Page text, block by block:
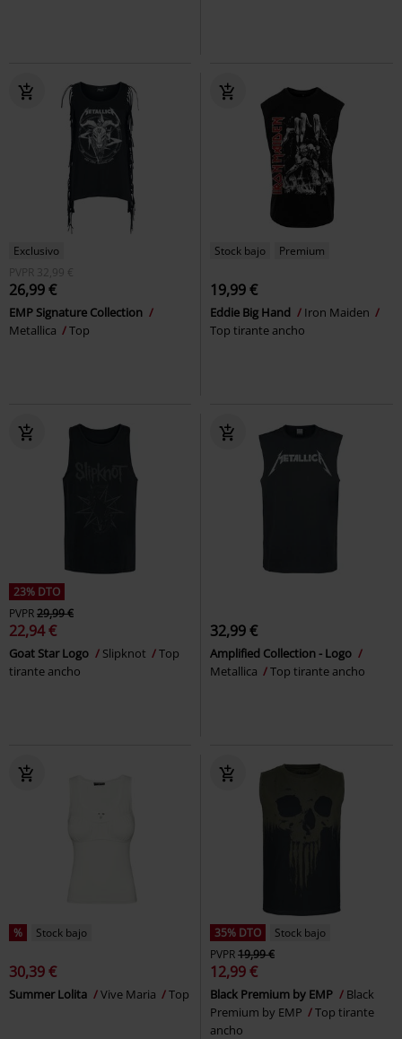
Exclusivo
PVPR 32,99 €
26,99 €
EMP Signature Collection
Metallica
Top
Stock bajo Premium
19,99 €
Eddie Big Hand
Iron Maiden
Top tirante ancho
23% DTO
PVPR29,99 €
22,94 €
Goat Star Logo Slipknot
Top
tirante ancho
32,99 €
Amplified Collection - Logo
Metallica
Top tirante ancho
% Stock bajo
30,39 €
Summer Lolita Vive Maria Top
35% DTO
Stock bajo
PVPR19,99 €
12,99 €
Black Premium by EMP
Black
Premium by EMP
Top tirante
ancho